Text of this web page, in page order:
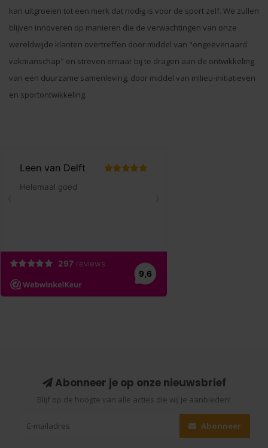
kan uitgroeien tot een merk dat nodig is voor de sport zelf. We zullen
blijven innoveren op manieren die de verwachtingen van onze
wereldwijde klanten overtreffen door middel van "ongeëvenaard
vakmanschap" en streven ernaar bij te dragen aan de ontwikkeling
van een duurzame samenleving, door middel van milieu-initiatieven
en sportontwikkeling.
Abonneer je op onze nieuwsbrief
Blijf op de hoogte van alle acties die wij je aanbieden!
Abonneer